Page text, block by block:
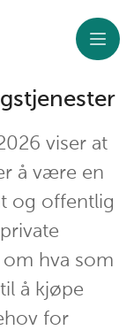
Meny
viser at
å være en
og offentlig
hva som
å kjøpe
for